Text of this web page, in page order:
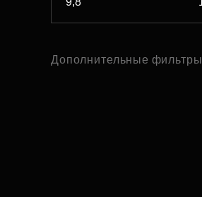
Дополнительные фильтры